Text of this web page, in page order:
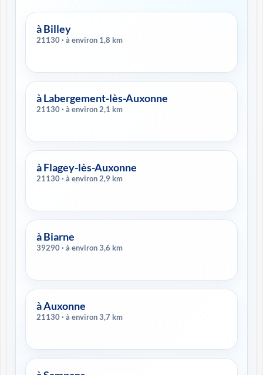
à Billey
21130 · à environ 1,8 km
à Labergement-lès-Auxonne
21130 · à environ 2,1 km
à Flagey-lès-Auxonne
21130 · à environ 2,9 km
à Biarne
39290 · à environ 3,6 km
à Auxonne
21130 · à environ 3,7 km